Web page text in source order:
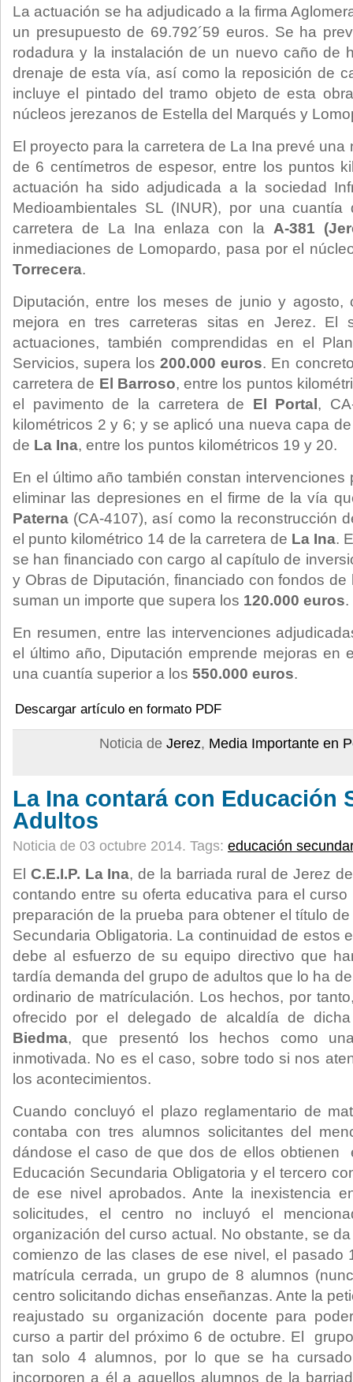
La actuación se ha adjudicado a la firma
un presupuesto de 69.792´59 euros. Se ha
rodadura y la instalación de un nuevo caño de
drenaje de esta vía, así como la reposición de
incluye el pintado del tramo objeto de esta
núcleos jerezanos de Estella del Marqués y
El proyecto para la carretera de La Ina prevé
de 6 centímetros de espesor, entre los puntos
actuación ha sido adjudicada a la sociedad
Medioambientales SL (INUR), por una cuantía
carretera de La Ina enlaza con la A-381
inmediaciones de Lomopardo, pasa por el
Torrecera.
Diputación, entre los meses de junio y agosto,
mejora en tres carreteras sitas en Jerez. El
actuaciones, también comprendidas en el
Servicios, supera los200.000 euros. En
carretera de El Barroso, entre los puntos
el pavimento de la carretera de El Portal ,
kilométricos 2 y 6; y se aplicó una nueva capa
de La Ina, entre los puntos kilométricos 19 y 20.
En el último año también constan intervenciones
eliminar las depresiones en el firme de la vía
Paterna (CA-4107), así como la reconstrucción
el punto kilométrico 14 de la carretera de La Ina.
se han financiado con cargo al capítulo de
y Obras de Diputación, financiado con fondos de
suman un importe que supera los 120.000 euros.
En resumen, entre las intervenciones
el último año, Diputación emprende mejoras en
una cuantía superior a los 550.000 euros.
Descargar artículo en formato PDF
Noticia de Jerez, Media Importante en
La Ina contará con Educación
Adultos
Noticia de 03 octubre 2014. Tags: educación
El C.E.I.P. La Ina, de la barriada rural de Jerez
contando entre su oferta educativa para el
preparación de la prueba para obtener el título
Secundaria Obligatoria. La continuidad de estos
debe al esfuerzo de su equipo directivo que
tardía demanda del grupo de adultos que lo ha
ordinario de matrículación. Los hechos, por
ofrecido por el delegado de alcaldía de
Biedma, que presentó los hechos como
inmotivada. No es el caso, sobre todo si nos
los acontecimientos.
Cuando concluyó el plazo reglamentario de
contaba con tres alumnos solicitantes del
dándose el caso de que dos de ellos obtienen
Educación Secundaria Obligatoria y el tercero
de ese nivel aprobados. Ante la inexistencia
solicitudes, el centro no incluyó el
organización del curso actual. No obstante, se
comienzo de las clases de ese nivel, el pasado
matrícula cerrada, un grupo de 8 alumnos
centro solicitando dichas enseñanzas. Ante la
reajustado su organización docente para
curso a partir del próximo 6 de octubre. El
tan solo 4 alumnos, por lo que se ha
incorporen a él a aquellos alumnos de la